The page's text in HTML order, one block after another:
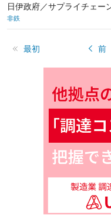
日伊政府／サプライチェー
非鉄
最初 前